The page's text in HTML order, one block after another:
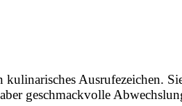
Ausrufezeichen.
geschmackvolle